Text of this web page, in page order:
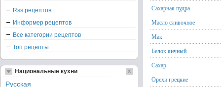
Сахарная пудра
Масло сливочное
Мак
Белок яичный
Сахар
Орехи грецкие
Rss рецептов
Информер рецептов
Все категории рецептов
Топ рецепты
Национальные кухни
Русская